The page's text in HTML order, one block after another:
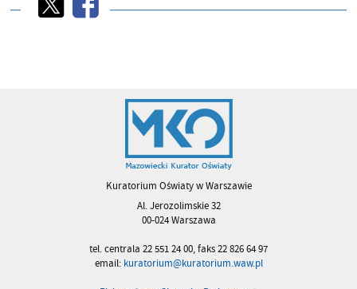
Kuratorium Oświaty w Warszawie
Al. Jerozolimskie 32
00-024 Warszawa
tel. centrala 22 551 24 00, faks 22 826 64 97
email: kuratorium@kuratorium.waw.pl